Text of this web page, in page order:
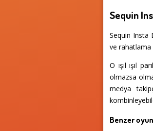
Sequin
Sequin Insta
ve rahatlama
O ışıl ışıl
olmazsa
medya
Benzer